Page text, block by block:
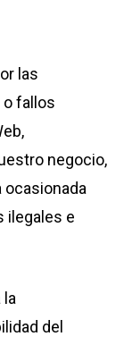
las
fallos
negocio,
ocasionada
ilegales e
la
del